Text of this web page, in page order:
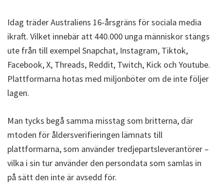
Idag träder Australiens 16-årsgräns för sociala media
ikraft. Vilket innebär att 440.000 unga människor stängs
ute från till exempel Snapchat, Instagram, Tiktok,
Facebook, X, Threads, Reddit, Twitch, Kick och Youtube.
Plattformarna hotas med miljonböter om de inte följer
lagen.
Man tycks begå samma misstag som britterna, där
mtoden för åldersverifieringen lämnats till
plattformarna, som använder tredjepartsleverantörer –
vilka i sin tur använder den persondata som samlas in
på sätt den inte är avsedd för.